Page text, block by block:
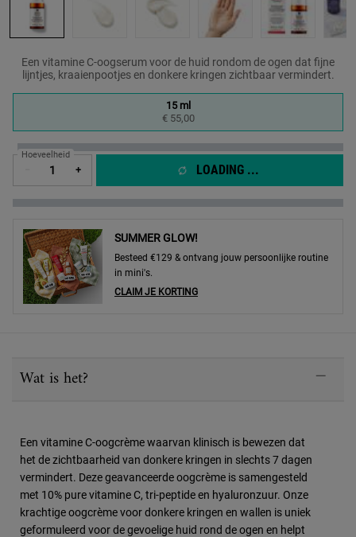
Een vitamine C-oogserum voor de huid rondom de ogen dat fijne
lijntjes, kraaienpootjes en donkere kringen zichtbaar vermindert.
Geselecteerd
15 ml
€ 55,00
, 1 of 1
Hoeveelheid
+ LOADING ...
SUMMER GLOW!
Besteed €129 & ontvang jouw persoonlijke routine
in mini's.
CLAIM JE KORTING
Wat is het?
Een vitamine C-oogcrème waarvan klinisch is bewezen dat
het de zichtbaarheid van donkere kringen in slechts 7 dagen
vermindert. Deze geavanceerde oogcrème is samengesteld
met 10% pure vitamine C, tri-peptide en hyaluronzuur. Onze
krachtige oogcrème voor donkere kringen en wallen is uniek
geformuleerd voor de gevoelige huid rond de ogen en helpt